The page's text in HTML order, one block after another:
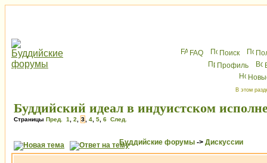
FAQ Поиск
Профиль
В этом
Буддийский идеал в индуистском
Страницы Пред. 1 2 3 4 5 6 След.
Буддийские форумы -> Дискуссии